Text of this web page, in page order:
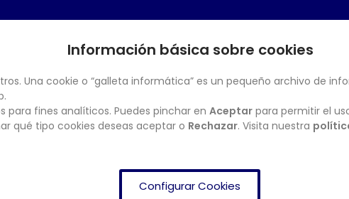
BOLETÍN
Información básica sobre cookies
Una cookie o “galleta informática” es un pequeño archivo de
para fines analíticos. Puedes pinchar en Aceptar para permitir el
qué tipo cookies deseas aceptar o Rechazar. Visita nuestra
Configurar Cookies